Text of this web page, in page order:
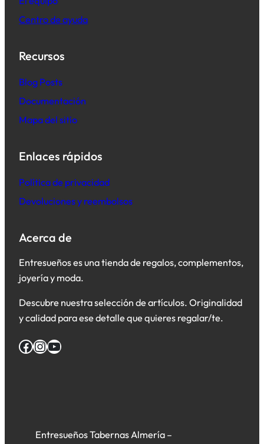
Centro de ayuda
Recursos
Blog Posts
Documentación
Mapa del sitio
Enlaces rápidos
Política de privacidad
Devoluciones y reembolsos
Acerca de
Entresueños es una tienda de regalos, complementos,
joyería y moda.
Descubre nuestra selección de artículos. Originalidad
y calidad para ese detalle que quieres regalar/te.
Facebook InstagramYouTube
Entresueños Tabernas Almería –